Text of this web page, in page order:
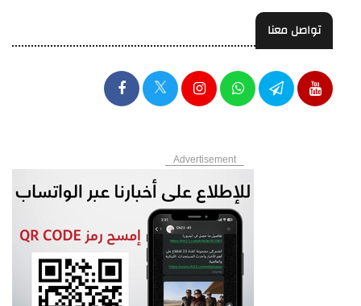
تواصل معنا
Advertisement